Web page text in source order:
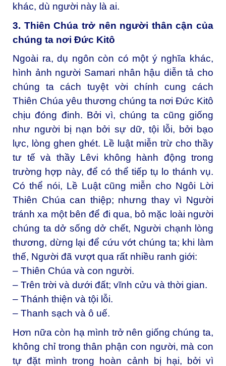
khác, dù người này là ai.
3. Thiên Chúa trở nên người thân cận của
chúng ta nơi Đức Kitô
Ngoài ra, dụ ngôn còn có một ý nghĩa khác,
hình ảnh người Samari nhân hậu diễn tả cho
chúng ta cách tuyệt vời chính cung cách
Thiên Chúa yêu thương chúng ta nơi Đức Kitô
chịu đóng đinh. Bởi vì, chúng ta cũng giống
như người bị nạn bởi sự dữ, tội lỗi, bởi bạo
lực, lòng ghen ghét. Lề luật miễn trừ cho thầy
tư tế và thầy Lêvi không hành động trong
trường hợp này, để có thể tiếp tụ lo thánh vụ.
Có thể nói, Lề Luật cũng miễn cho Ngôi Lời
Thiên Chúa can thiệp; nhưng thay vì Người
tránh xa một bên để đi qua, bỏ mặc loài người
chúng ta dở sống dở chết, Người chạnh lòng
thương, dừng lại để cứu vớt chúng ta; khi làm
thế, Người đã vượt qua rất nhiều ranh giới:
– Thiên Chúa và con người.
– Trên trời và dưới đất; vĩnh cửu và thời gian.
– Thánh thiện và tội lỗi.
– Thanh sạch và ô uế.
Hơn nữa còn hạ mình trở nên giống chúng ta,
không chỉ trong thân phận con người, mà con
tự đặt mình trong hoàn cảnh bị hại, bởi vì